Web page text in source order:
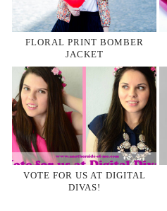
FLORAL PRINT BOMBER
JACKET
VOTE FOR US AT DIGITAL
DIVAS!